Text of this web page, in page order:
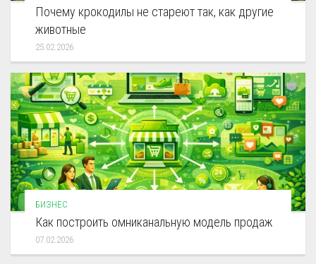
Почему крокодилы не стареют так, как другие
животные
25.02.2026
БИЗНЕС
Как построить омниканальную модель продаж
07.02.2026